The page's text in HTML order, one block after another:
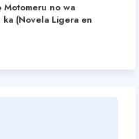
Motomeru no wa
(Novela Ligera en